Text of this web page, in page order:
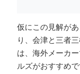
仮にこの見解が
り、会津と三者
は、海外メーカ
ルズがおすすめで